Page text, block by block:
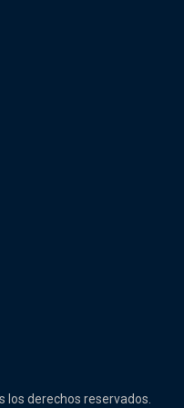
los derechos reservados.